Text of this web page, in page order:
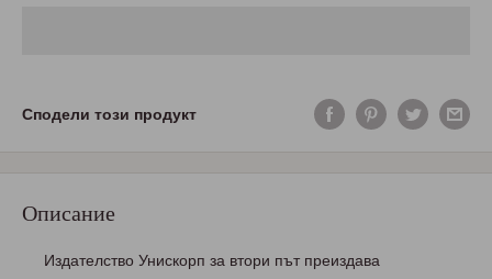
Сподели този продукт
Описание
Издателство Унискорп за втори път преиздава